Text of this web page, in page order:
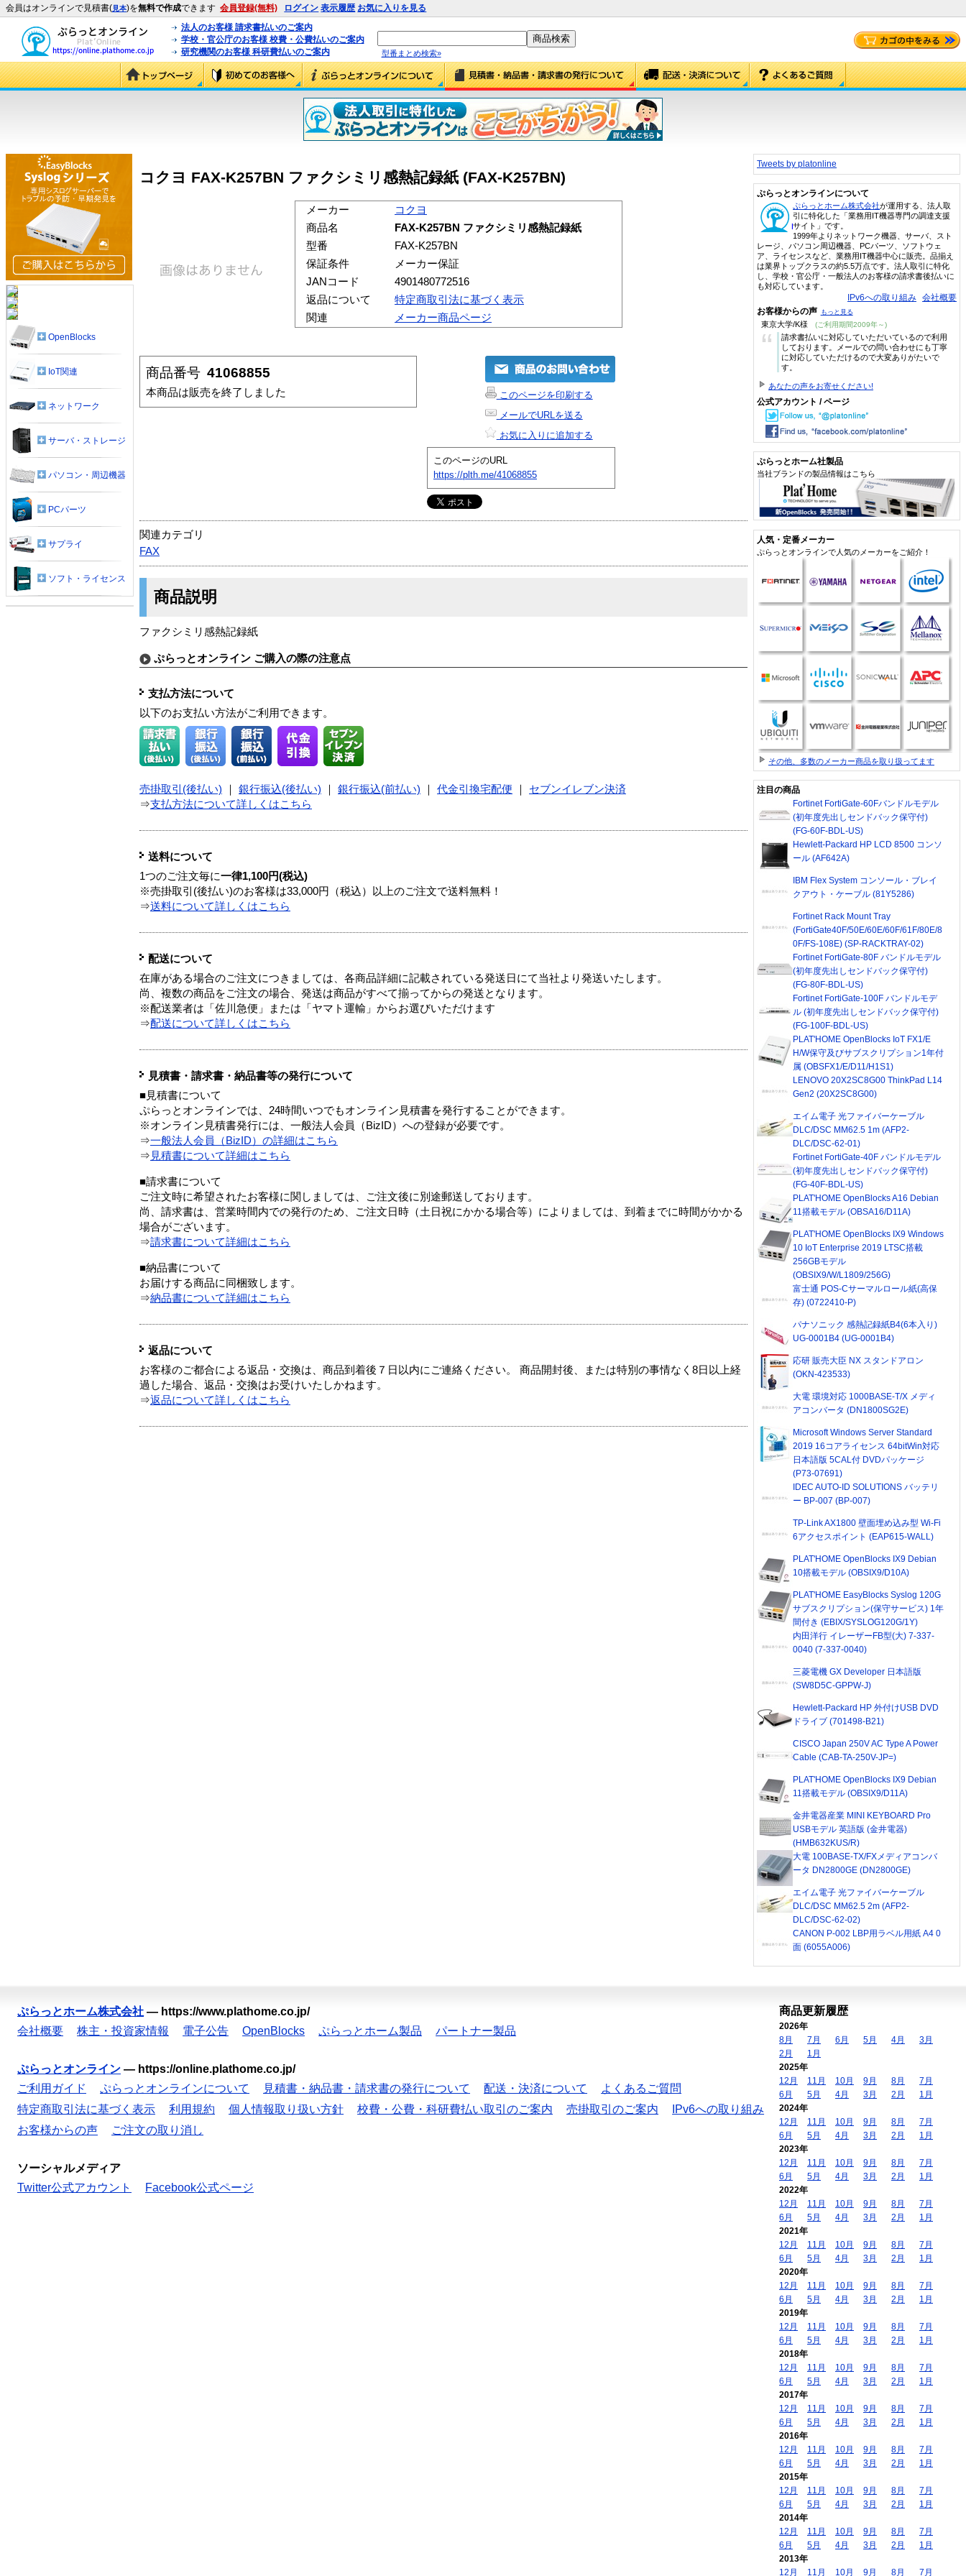
会員はオンラインで見積書(見本)を無料で作成できます 会員登録(無料) ログイン 表示履歴 お気に入りを見る
法人のお客様 請求書払いのご案内
学校・官公庁のお客様 校費・公費払いのご案内
研究機関のお客様 科研費払いのご案内
型番まとめ検索»
コクヨ FAX-K257BN ファクシミリ感熱記録紙 (FAX-K257BN)
メーカー
コクヨ
商品名
FAX-K257BN ファクシミリ感熱記録紙
型番
FAX-K257BN
保証条件
メーカー保証
JANコード
4901480772516
返品について
特定商取引法に基づく表示
関連
メーカー商品ページ
商品番号 41068855
本商品は販売を終了しました
このページを印刷する
メールでURLを送る
お気に入りに追加する
このページのURL
https://plth.me/41068855
関連カテゴリ
FAX
商品説明
ファクシミリ感熱記録紙
ぷらっとオンライン ご購入の際の注意点
支払方法について
以下のお支払い方法がご利用できます。
売掛取引(後払い) 銀行振込(後払い) 銀行振込(前払い) 代金引換宅配便
セブンイレブン決済
⇒支払方法について詳しくはこちら
送料について
1つのご注文毎に一律1,100円(税込)
※売掛取引(後払い)のお客様は33,000円（税込）以上のご注文で送料無料！
⇒送料について詳しくはこちら
配送について
在庫がある場合のご注文につきましては、各商品詳細に記載されている発送日にて当社より発送いたします。
尚、複数の商品をご注文の場合、発送は商品がすべて揃ってからの発送となります。
※配送業者は「佐川急便」または「ヤマト運輸」からお選びいただけます
⇒配送について詳しくはこちら
見積書・請求書・納品書等の発行について
■見積書について
ぷらっとオンラインでは、24時間いつでもオンライン見積書を発行することができます。
※オンライン見積書発行には、一般法人会員（BizID）への登録が必要です。
⇒一般法人会員（BizID）の詳細はこちら
⇒ 見積書について詳細はこちら
■請求書について
ご注文時に希望されたお客様に関しましては、ご注文後に別途郵送しております。
尚、請求書は、営業時間内での発行のため、ご注文日時（土日祝にかかる場合等）によりましては、到着までに時間がかかる
場合がございます。
⇒請求書について詳細はこちら
■納品書について
お届けする商品に同梱致します。
⇒納品書について詳細はこちら
返品について
お客様のご都合による返品・交換は、商品到着後７日以内にご連絡ください。 商品開封後、または特別の事情なく8日以上経
過した場合、返品・交換はお受けいたしかねます。
⇒返品について詳しくはこちら
OpenBlocks
IoT関連
ネットワーク
サーバ・ストレージ
パソコン・周辺機器
PCパーツ
サプライ
ソフト・ライセンス
Tweets by platonline
ぷらっとオンラインについて
ぷらっとホーム株式会社が運用する、法人取
引に特化した「業務用IT機器専門の調達支援
サイト」です。
1999年よりネットワーク機器、サーバ、スト
レージ、パソコン周辺機器、PCパーツ、ソフトウェ
ア、ライセンスなど、業務用IT機器中心に販売。品揃え
は業界トップクラスの約5.5万点です。法人取引に特化
し、学校・官公庁・一般法人のお客様の請求書後払いに
も対応しています。
IPv6への取り組み 会社概要
お客様からの声 もっと見る
東京大学/K様 (ご利用期間2009年～)
“
請求書払いに対応していただいているので利用
しております。メールでの問い合わせにも丁寧
に対応していただけるので大変ありがたいで
す。
あなたの声をお寄せください!
公式アカウント / ページ
ぷらっとホーム社製品
当社ブランドの製品情報はこちら
人気・定番メーカー
ぷらっとオンラインで人気のメーカーをご紹介！
その他、多数のメーカー商品を取り扱ってます
注目の商品
Fortinet FortiGate-60Fバンドルモデル
(初年度先出しセンドバック保守付)
(FG-60F-BDL-US)
Hewlett-Packard HP LCD 8500 コンソ
ール (AF642A)
IBM Flex System コンソール・ブレイ
クアウト・ケーブル (81Y5286)
Fortinet Rack Mount Tray
(FortiGate40F/50E/60E/60F/61F/80E/8
0F/FS-108E) (SP-RACKTRAY-02)
Fortinet FortiGate-80F バンドルモデル
(初年度先出しセンドバック保守付)
(FG-80F-BDL-US)
Fortinet FortiGate-100F バンドルモデ
ル (初年度先出しセンドバック保守付)
(FG-100F-BDL-US)
PLAT'HOME OpenBlocks IoT FX1/E
H/W保守及びサブスクリプション1年付
属 (OBSFX1/E/D11/H1S1)
LENOVO 20X2SC8G00 ThinkPad L14
Gen2 (20X2SC8G00)
エイム電子 光ファイバーケーブル
DLC/DSC MM62.5 1m (AFP2-
DLC/DSC-62-01)
Fortinet FortiGate-40F バンドルモデル
(初年度先出しセンドバック保守付)
(FG-40F-BDL-US)
PLAT'HOME OpenBlocks A16 Debian
11搭載モデル (OBSA16/D11A)
PLAT'HOME OpenBlocks IX9 Windows
10 IoT Enterprise 2019 LTSC搭載
256GBモデル
(OBSIX9/W/L1809/256G)
富士通 POS-Cサーマルロール紙(高保
存) (0722410-P)
パナソニック 感熱記録紙B4(6本入り)
UG-0001B4 (UG-0001B4)
応研 販売大臣 NX スタンドアロン
(OKN-423533)
大電 環境対応 1000BASE-T/X メディ
アコンバータ (DN1800SG2E)
Microsoft Windows Server Standard
2019 16コアライセンス 64bitWin対応
日本語版 5CAL付 DVDパッケージ
(P73-07691)
IDEC AUTO-ID SOLUTIONS バッテリ
ー BP-007 (BP-007)
TP-Link AX1800 壁面埋め込み型 Wi-Fi
6アクセスポイント (EAP615-WALL)
PLAT'HOME OpenBlocks IX9 Debian
10搭載モデル (OBSIX9/D10A)
PLAT'HOME EasyBlocks Syslog 120G
サブスクリプション(保守サービス) 1年
間付き (EBIX/SYSLOG120G/1Y)
内田洋行 イレーザーFB型(大) 7-337-
0040 (7-337-0040)
三菱電機 GX Developer 日本語版
(SW8D5C-GPPW-J)
Hewlett-Packard HP 外付けUSB DVD
ドライブ (701498-B21)
CISCO Japan 250V AC Type A Power
Cable (CAB-TA-250V-JP=)
PLAT'HOME OpenBlocks IX9 Debian
11搭載モデル (OBSIX9/D11A)
金井電器産業 MINI KEYBOARD Pro
USBモデル 英語版 (金井電器)
(HMB632KUS/R)
大電 100BASE-TX/FXメディアコンバ
ータ DN2800GE (DN2800GE)
エイム電子 光ファイバーケーブル
DLC/DSC MM62.5 2m (AFP2-
DLC/DSC-62-02)
CANON P-002 LBP用ラベル用紙 A4 0
面 (6055A006)
ぷらっとホーム株式会社 — https://www.plathome.co.jp/
会社概要
株主・投資家情報 電子公告 OpenBlocks ぷらっとホーム製品 パートナー製品
ぷらっとオンライン — https://online.plathome.co.jp/
ご利用ガイド
ぷらっとオンラインについて 見積書・納品書・請求書の発行について 配送・決済について
よくあるご質問
特定商取引法に基づく表示
利用規約 個人情報取り扱い方針 校費・公費・科研費払い取引のご案内 売掛取引のご案内
IPv6への取り組み
お客様からの声
ご注文の取り消し
ソーシャルメディア
Twitter公式アカウント
Facebook公式ページ
商品更新履歴
2026年
8月
7月 6月 5月 4月
3月
2月
1月
2025年
12月
11月 10月 9月 8月
7月
6月
5月 4月 3月 2月
1月
2024年
12月
11月 10月 9月 8月
7月
6月
5月 4月 3月 2月
1月
2023年
12月
11月 10月 9月 8月
7月
6月
5月 4月 3月 2月
1月
2022年
12月
11月 10月 9月 8月
7月
6月
5月 4月 3月 2月
1月
2021年
12月
11月 10月 9月 8月
7月
6月
5月 4月 3月 2月
1月
2020年
12月
11月 10月 9月 8月
7月
6月
5月 4月 3月 2月
1月
2019年
12月
11月 10月 9月 8月
7月
6月
5月 4月 3月 2月
1月
2018年
12月
11月 10月 9月 8月
7月
6月
5月 4月 3月 2月
1月
2017年
12月
11月 10月 9月 8月
7月
6月
5月 4月 3月 2月
1月
2016年
12月
11月 10月 9月 8月
7月
6月
5月 4月 3月 2月
1月
2015年
12月
11月 10月 9月 8月
7月
6月
5月 4月 3月 2月
1月
2014年
12月
11月 10月 9月 8月
7月
6月
5月 4月 3月 2月
1月
2013年
12月
11月 10月 9月 8月 7月